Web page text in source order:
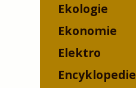
Ekologie
Ekonomie
Elektro
Encyklopedie